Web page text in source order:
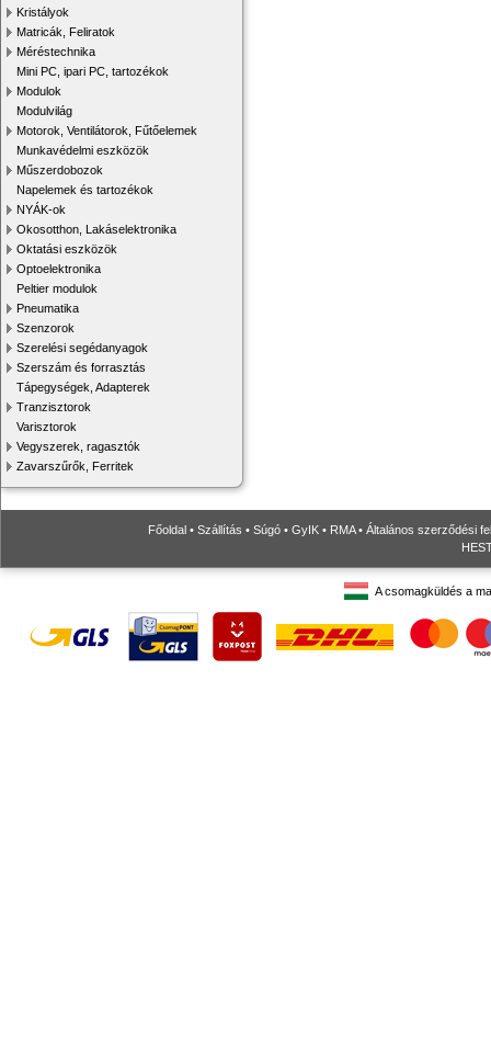
Kristályok
Matricák, Feliratok
Méréstechnika
Mini PC, ipari PC, tartozékok
Modulok
Modulvilág
Motorok, Ventilátorok, Fűtőelemek
Munkavédelmi eszközök
Műszerdobozok
Napelemek és tartozékok
NYÁK-ok
Okosotthon, Lakáselektronika
Oktatási eszközök
Optoelektronika
Peltier modulok
Pneumatika
Szenzorok
Szerelési segédanyagok
Szerszám és forrasztás
Tápegységek, Adapterek
Tranzisztorok
Varisztorok
Vegyszerek, ragasztók
Zavarszűrők, Ferritek
Főoldal • Szállítás • Súgó • GyIK • RMA• Általános szerződési
A csomagküldés a